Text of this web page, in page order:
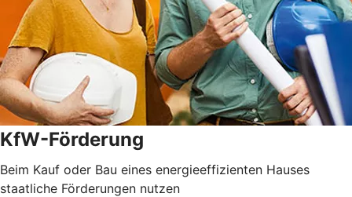
KfW-Förderung
Beim Kauf oder Bau eines energieeffizienten Hauses
staatliche Förderungen nutzen